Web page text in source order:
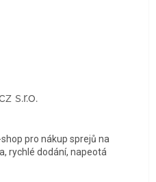
je 5 z 5 hvězdiček.
s.r.o.
je 5 z 5 hvězdiček.
pro nákup sprejů na
rychlé dodání, napeotá